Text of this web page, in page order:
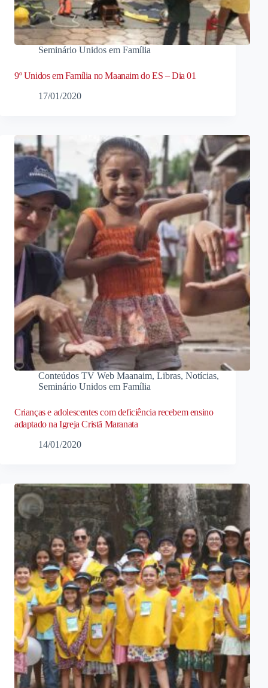
Seminário Unidos em Família
9º Unidos em Família no Maanaim do ES – Dia 01
17/01/2020
Conteúdos TV Web Maanaim, Libras, Notícias,
Seminário Unidos em Família
Crianças e adolescentes com deficiência recebem ensino
adaptado na Igreja Cristã Maranata
14/01/2020